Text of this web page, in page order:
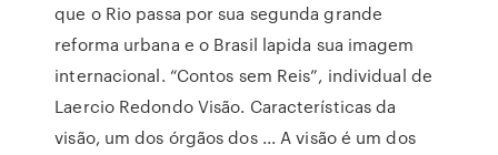
que o Rio passa por sua segunda grande
reforma urbana e o Brasil lapida sua imagem
internacional. “Contos sem Reis”, individual de
Laercio Redondo Visão. Características da
visão, um dos órgãos dos ... A visão é um dos